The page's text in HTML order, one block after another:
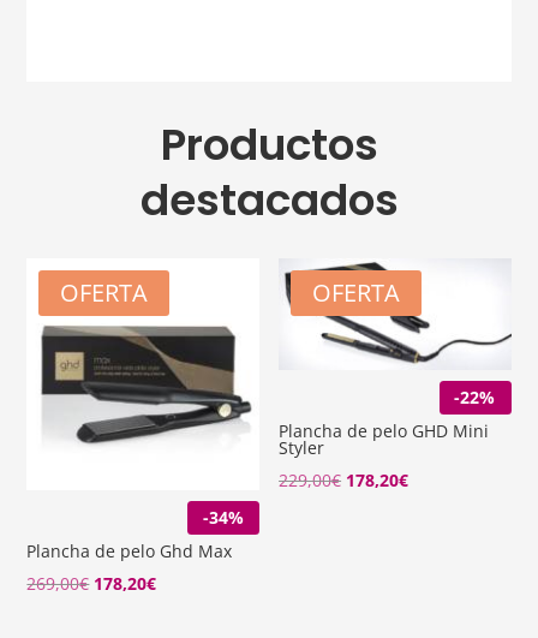
Productos
destacados
OFERTA
-34%
Plancha de pelo Ghd Max
269,00€ El
178,20€El
OFERTA
-22%
Plancha de pelo GHD Mini
Styler
229,00€ El
178,20€El